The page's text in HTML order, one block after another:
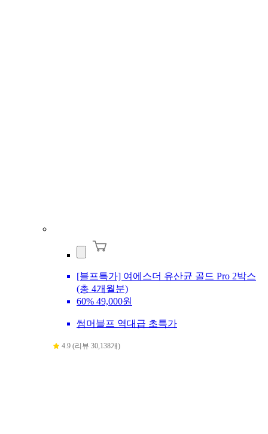
[블프특가] 여에스더 유산균 골드 Pro 2박스
(총 4개월분)
60% 49,000원
썸머블프 역대급 초특가
4.9 (리뷰 30,138개)